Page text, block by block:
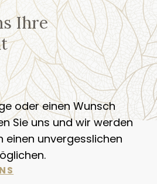
Ihre
oder einen Wunsch
Sie uns und wir werden
einen unvergesslichen